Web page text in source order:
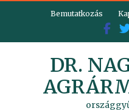
Bemutatkozás
DR.